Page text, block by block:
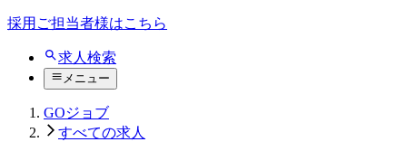
採用ご担当者様はこちら
求人検索
メニュー
GOジョブ
すべての求人